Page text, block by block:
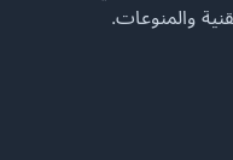
والمنوعات.